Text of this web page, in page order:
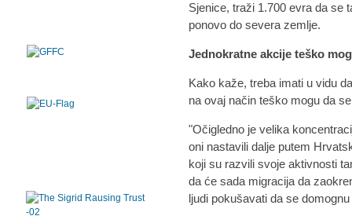
Sjenice, traži 1.700 evra da se
ponovo do severa zemlje.
Jednokratne akcije teško
Kako kaže, treba imati u vidu
na ovaj način teško mogu da
"Očigledno je velika
oni nastavili dalje putem
koji su razvili svoje aktivnosti
da će sada migracija da
ljudi pokušavati da se